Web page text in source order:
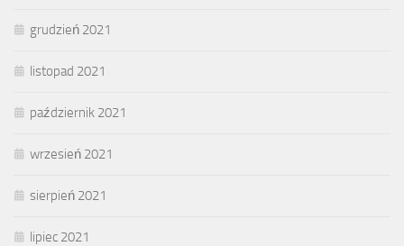
grudzień 2021
listopad 2021
październik 2021
wrzesień 2021
sierpień 2021
lipiec 2021